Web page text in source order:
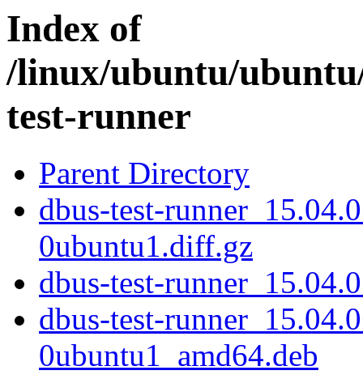
Index of
/linux/ubuntu/
test-runner
Parent Directory
dbus-test-
0ubuntu1.diff.gz
dbus-test-
dbus-test-
0ubuntu1_amd64.deb